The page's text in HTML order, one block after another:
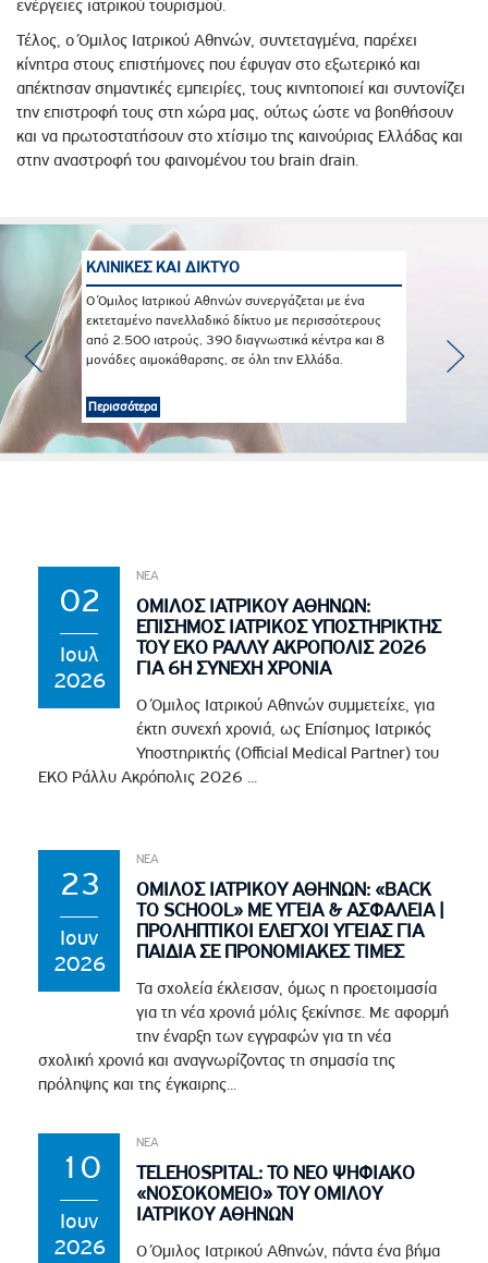
ενέργειες ιατρικού τουρισμού.
Τέλος, ο Όμιλος Ιατρικού Αθηνών, συντεταγμένα, παρέχει
κίνητρα στους επιστήμονες που έφυγαν στο εξωτερικό και
απέκτησαν σημαντικές εμπειρίες, τους κινητοποιεί και συντονίζει
την επιστροφή τους στη χώρα μας, ούτως ώστε να βοηθήσουν
και να πρωτοστατήσουν στο χτίσιμο της καινούριας Ελλάδας και
στην αναστροφή του φαινομένου του brain drain.
ΚΛΙΝΙΚΕΣ ΚΑΙ ΔΙΚΤΥΟ
Ο Όμιλος Ιατρικού Αθηνών συνεργάζεται με ένα
εκτεταμένο πανελλαδικό δίκτυο με περισσότερους
από 2.500 ιατρούς, 390 διαγνωστικά κέντρα και 8
μονάδες αιμοκάθαρσης, σε όλη την Ελλάδα.
Περισσότερα
02
Ιουλ
2026
ΝΕΑ
ΟΜΙΛΟΣ ΙΑΤΡΙΚΟΥ ΑΘΗΝΩΝ:
ΕΠΙΣΗΜΟΣ ΙΑΤΡΙΚΟΣ ΥΠΟΣΤΗΡΙΚΤΗΣ
ΤΟΥ EKO ΡΑΛΛΥ ΑΚΡΟΠΟΛΙΣ 2026
ΓΙΑ 6Η ΣΥΝΕΧΗ ΧΡΟΝΙΑ
Ο Όμιλος Ιατρικού Αθηνών συμμετείχε, για
έκτη συνεχή χρονιά, ως Επίσημος Ιατρικός
Υποστηρικτής (Official Medical Partner) του
EKO Ράλλυ Ακρόπολις 2026 ...
23
Ιουν
2026
ΝΕΑ
ΟΜΙΛΟΣ ΙΑΤΡΙΚΟΥ ΑΘΗΝΩΝ: «BACK
TO SCHOOL» ΜΕ ΥΓΕΙΑ & ΑΣΦΑΛΕΙΑ |
ΠΡΟΛΗΠΤΙΚΟΙ ΕΛΕΓΧΟΙ ΥΓΕΙΑΣ ΓΙΑ
ΠΑΙΔΙΑ ΣΕ ΠΡΟΝΟΜΙΑΚΕΣ ΤΙΜΕΣ
Τα σχολεία έκλεισαν, όμως η προετοιμασία
για τη νέα χρονιά μόλις ξεκίνησε. Με αφορμή
την έναρξη των εγγραφών για τη νέα
σχολική χρονιά και αναγνωρίζοντας τη σημασία της
πρόληψης και της έγκαιρης...
10
Ιουν
2026
ΝΕΑ
TELEHOSPITAL: ΤΟ ΝΕΟ ΨΗΦΙΑΚΟ
«ΝΟΣΟΚΟΜΕΙΟ» ΤΟΥ ΟΜΙΛΟΥ
ΙΑΤΡΙΚΟΥ ΑΘΗΝΩΝ
Ο Όμιλος Ιατρικού Αθηνών, πάντα ένα βήμα